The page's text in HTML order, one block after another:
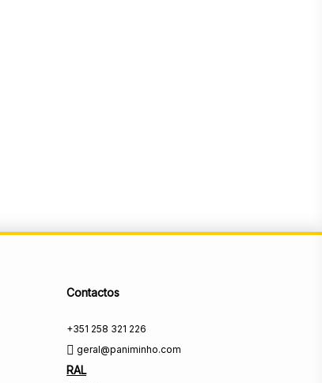
Contactos
+351 258 321 226
geral@paniminho.com
RAL